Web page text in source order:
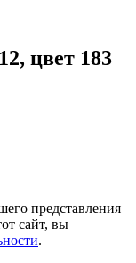
цвет 183
представления
сайт, вы
.